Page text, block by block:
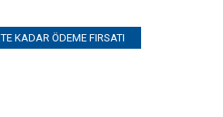
KADAR ÖDEME FIRSATI